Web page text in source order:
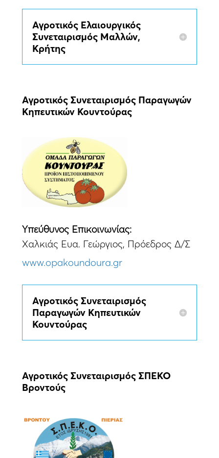
Αγροτικός Ελαιουργικός
Συνεταιρισμός Μαλλών,
Κρήτης
Αγροτικός Συνεταιρισμός Παραγωγών
Κηπευτικών Κουντούρας
Yπεύθυνος Eπικοινωνίας:
Χαλκιάς Ευα. Γεώργιος, Πρόεδρος Δ/Σ
www.opakoundoura.gr
Αγροτικός Συνεταιρισμός
Παραγωγών Κηπευτικών
Κουντούρας
Αγροτικός Συνεταιρισμός ΣΠΕΚΟ
Βροντούς